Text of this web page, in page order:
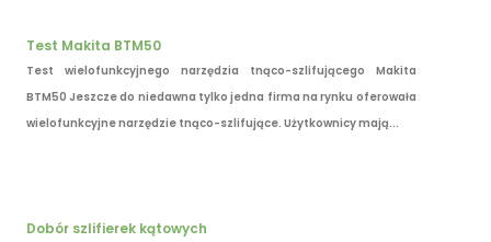
Test Makita BTM50
Test wielofunkcyjnego narzędzia tnąco-szlifującego Makita
BTM50 Jeszcze do niedawna tylko jedna firma na rynku oferowała
wielofunkcyjne narzędzie tnąco-szlifujące. Użytkownicy mają...
Dobór szlifierek kątowych